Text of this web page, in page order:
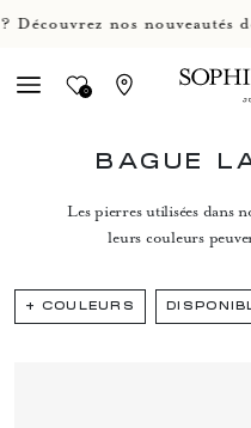
nos nouveautés de
0
BAGUE
Les pierres utilisées dans
leurs couleurs
+ COULEURS